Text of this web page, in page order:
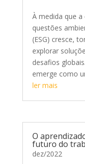
À medida que
questões
(ESG) cresce,
explorar
desafios
emerge como
ler mais
O
futuro do
dez/2022